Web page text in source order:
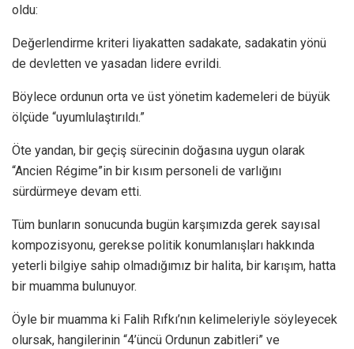
oldu:
Değerlendirme kriteri liyakatten sadakate, sadakatin yönü
de devletten ve yasadan lidere evrildi.
Böylece ordunun orta ve üst yönetim kademeleri de büyük
ölçüde “uyumlulaştırıldı.”
Öte yandan, bir geçiş sürecinin doğasına uygun olarak
“Ancien Régime”in bir kısım personeli de varlığını
sürdürmeye devam etti.
Tüm bunların sonucunda bugün karşımızda gerek sayısal
kompozisyonu, gerekse politik konumlanışları hakkında
yeterli bilgiye sahip olmadığımız bir halita, bir karışım, hatta
bir muamma bulunuyor.
Öyle bir muamma ki Falih Rıfkı’nın kelimeleriyle söyleyecek
olursak, hangilerinin “4’üncü Ordunun zabitleri” ve